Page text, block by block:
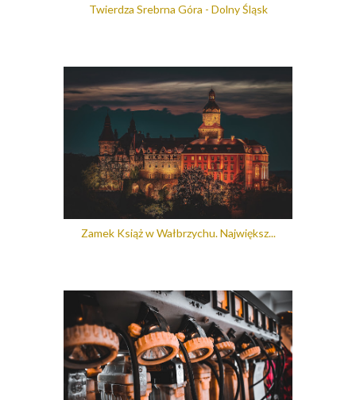
Twierdza Srebrna Góra - Dolny Śląsk
Zamek Książ w Wałbrzychu. Największ...